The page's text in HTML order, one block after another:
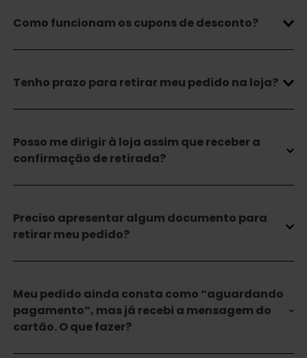
Como funcionam os cupons de desconto?
Tenho prazo para retirar meu pedido na loja?
Posso me dirigir à loja assim que receber a
confirmação de retirada?
Preciso apresentar algum documento para
retirar meu pedido?
Meu pedido ainda consta como “aguardando
pagamento”, mas já recebi a mensagem do
cartão. O que fazer?